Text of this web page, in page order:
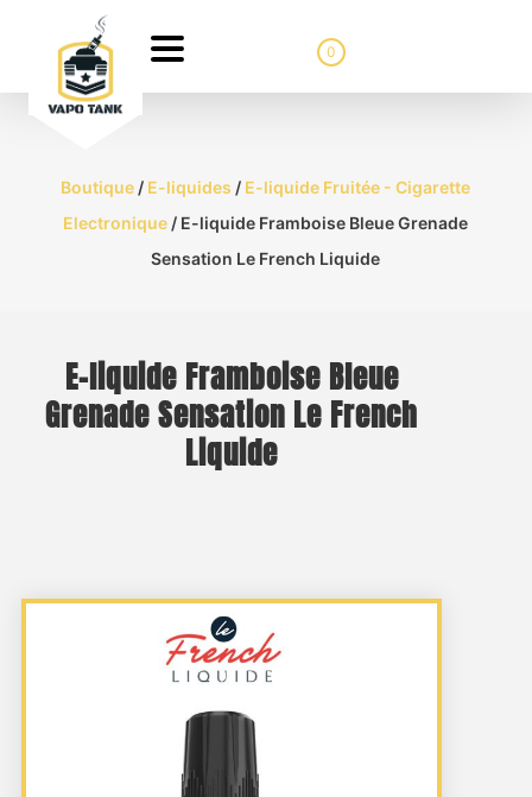
0
Boutique / E-liquides / E-liquide Fruitée - Cigarette
Electronique / E-liquide Framboise Bleue Grenade
Sensation Le French Liquide
E-liquide Framboise Bleue
Grenade Sensation Le French
Liquide